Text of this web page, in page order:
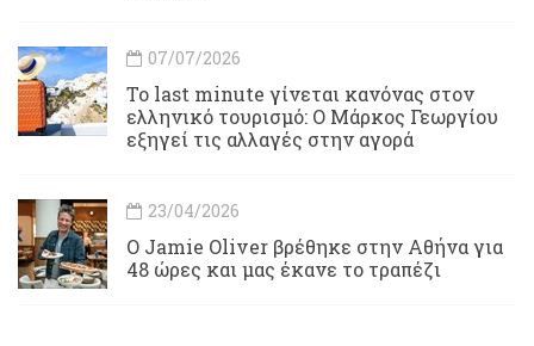
07/07/2026
Το last minute γίνεται κανόνας στον
ελληνικό τουρισμό: Ο Μάρκος Γεωργίου
εξηγεί τις αλλαγές στην αγορά
23/04/2026
Ο Jamie Oliver βρέθηκε στην Αθήνα για
48 ώρες και μας έκανε το τραπέζι